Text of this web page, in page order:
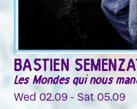
BASTIEN
Les Mondes qui nous
Wed 02.09 - Sat 05.09